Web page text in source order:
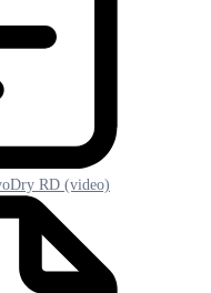
RD (video)